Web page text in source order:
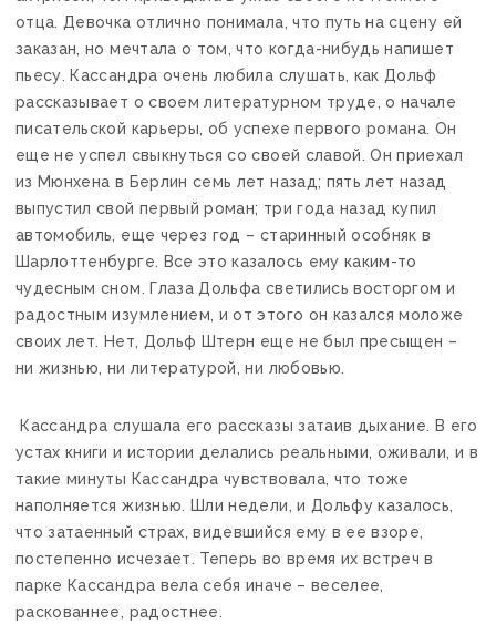
отца. Девочка отлично понимала, что путь на сцену ей
заказан, но мечтала о том, что когда-нибудь напишет
пьесу. Кассандра очень любила слушать, как Дольф
рассказывает о своем литературном труде, о начале
писательской карьеры, об успехе первого романа. Он
еще не успел свыкнуться со своей славой. Он приехал
из Мюнхена в Берлин семь лет назад; пять лет назад
выпустил свой первый роман; три года назад купил
автомобиль, еще через год – старинный особняк в
Шарлоттенбурге. Все это казалось ему каким-то
чудесным сном. Глаза Дольфа светились восторгом и
радостным изумлением, и от этого он казался моложе
своих лет. Нет, Дольф Штерн еще не был пресыщен –
ни жизнью, ни литературой, ни любовью.
Кассандра слушала его рассказы затаив дыхание. В его
устах книги и истории делались реальными, оживали, и в
такие минуты Кассандра чувствовала, что тоже
наполняется жизнью. Шли недели, и Дольфу казалось,
что затаенный страх, видевшийся ему в ее взоре,
постепенно исчезает. Теперь во время их встреч в
парке Кассандра вела себя иначе – веселее,
раскованнее, радостнее.